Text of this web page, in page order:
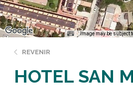
Image may be subject
REVENIR
HOTEL SAN